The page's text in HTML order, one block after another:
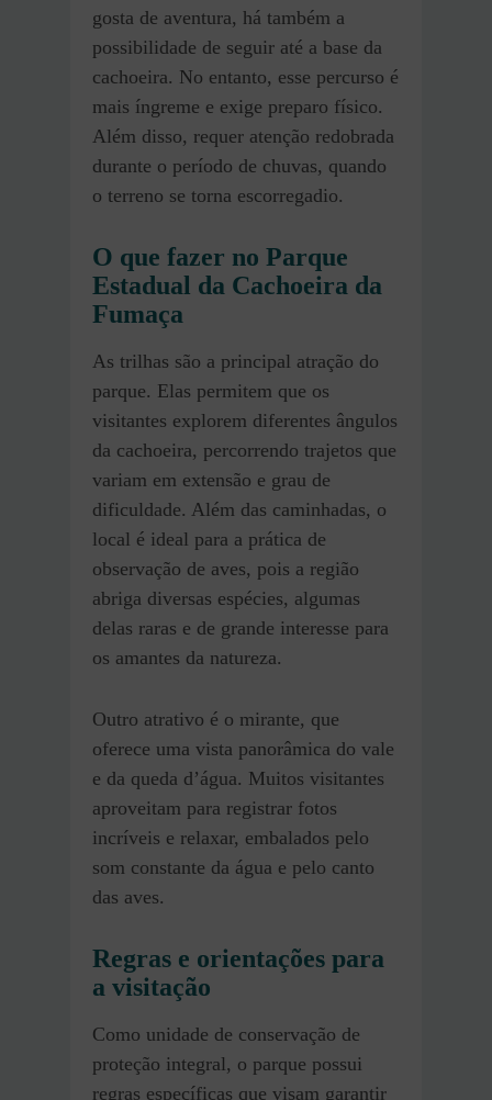
gosta de aventura, há também a
possibilidade de seguir até a base da
cachoeira. No entanto, esse percurso é
mais íngreme e exige preparo físico.
Além disso, requer atenção redobrada
durante o período de chuvas, quando
o terreno se torna escorregadio.
O que fazer no Parque
Estadual da Cachoeira da
Fumaça
As trilhas são a principal atração do
parque. Elas permitem que os
visitantes explorem diferentes ângulos
da cachoeira, percorrendo trajetos que
variam em extensão e grau de
dificuldade. Além das caminhadas, o
local é ideal para a prática de
observação de aves, pois a região
abriga diversas espécies, algumas
delas raras e de grande interesse para
os amantes da natureza.
Outro atrativo é o mirante, que
oferece uma vista panorâmica do vale
e da queda d’água. Muitos visitantes
aproveitam para registrar fotos
incríveis e relaxar, embalados pelo
som constante da água e pelo canto
das aves.
Regras e orientações para
a visitação
Como unidade de conservação de
proteção integral, o parque possui
regras específicas que visam garantir